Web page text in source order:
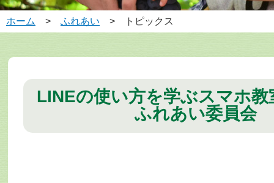
ホーム > ふれあい > トピックス
LINEの使い方を学ぶスマホ教
ふれあい委員会